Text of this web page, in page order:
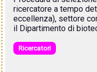
ricercatore a tempo
eccellenza), settore
il Dipartimento di
Ricercatori